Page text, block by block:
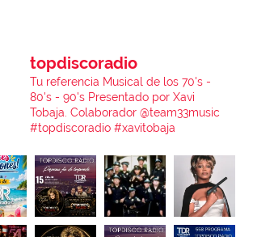
topdiscoradio
Tu referencia Musical de los 70's -
80's - 90's Presentado por Xavi
Tobaja.Colaborador @team33music
#topdiscoradio #xavitobaja